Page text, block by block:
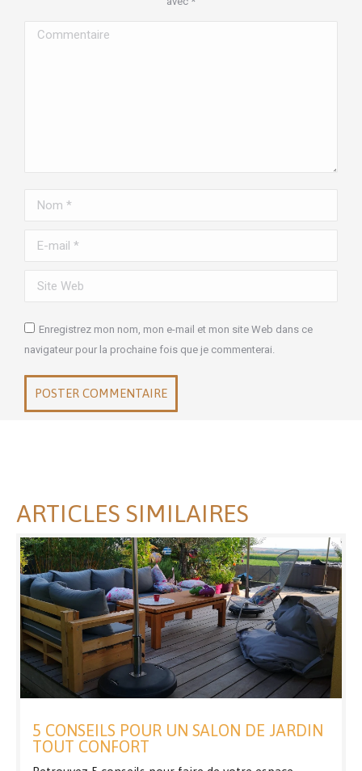
Commentaire
Nom *
E-mail *
Site Web
Enregistrez mon nom, mon e-mail et mon site Web dans ce
navigateur pour la prochaine fois que je commenterai.
POSTER COMMENTAIRE
ARTICLES SIMILAIRES
5 CONSEILS POUR UN SALON DE JARDIN
TOUT CONFORT